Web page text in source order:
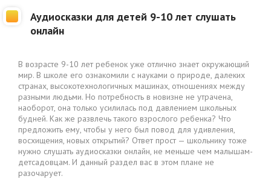
Аудиосказки для детей 9-10 лет слушать
онлайн
В возрасте 9-10 лет ребенок уже отлично знает окружающий
мир. В школе его ознакомили с науками о природе, далеких
странах, высокотехнологичных машинах, отношениях между
разными людьми. Но потребность в новизне не утрачена,
наоборот, она только усилилась под давлением школьных
будней. Как же развлечь такого взрослого ребенка? Что
предложить ему, чтобы у него был повод для удивления,
восхищения, новых открытий? Ответ прост — школьнику тоже
нужно слушать аудиосказки онлайн, не меньше чем малышам-
детсадовцам. И данный раздел вас в этом плане не
разочарует.